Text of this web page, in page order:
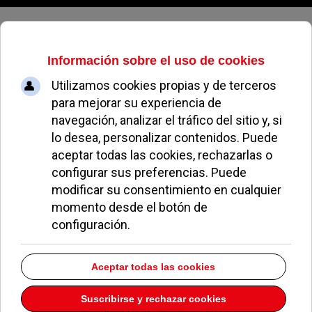
Sábado, 08 de agosto de 2026
Luis Fuentes y sus alumnos
EL AVISPA SUBE EN POZUELO 16 MARZO 2016
Hay que felicitar y sobre todo apoyar a Luis
Fuentes y a sus alumnos de 6º de Primaria del